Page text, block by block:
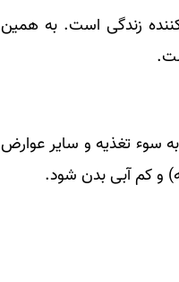
زندگی است. به همین
سوء تغذیه و سایر عوارض
و کم آبی بدن شود.